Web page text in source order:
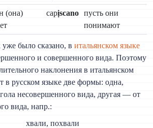
(она)
capịscano
пусть они
понимают
уже было сказано, в итальянском языке
и совершенного вида. Поэтому
наклонения в итальянском
в русском языке две формы: одна,
несовершенного вида, другая — от
вида, напр.:
хвали, похвали